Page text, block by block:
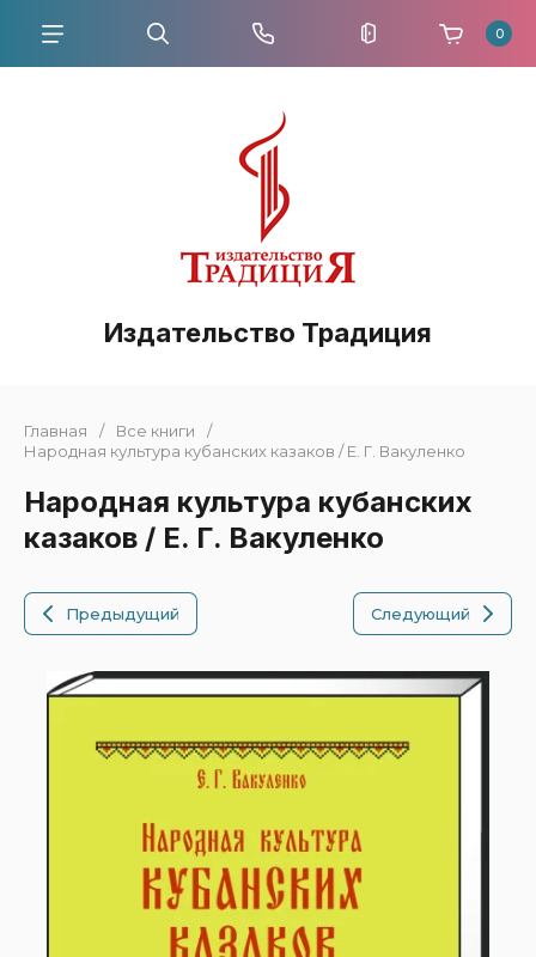
Издательство Традиция
0
Главная / Все книги
/
Народная культура кубанских казаков / Е. Г. Вакуленко
Народная культура кубанских
казаков / Е. Г. Вакуленко
Предыдущий Следующий